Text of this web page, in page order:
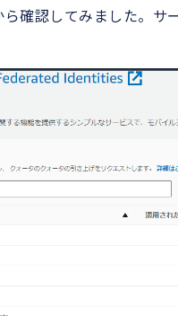
ら確認してみました。